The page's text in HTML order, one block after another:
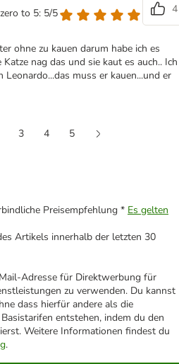
to 5: 5/5
4
ohne zu kauen darum habe ich es
nag das und sie kaut es auch.. Ich
muss er kauen...und er
3 4
5
Preisempfehlung * Es gelten
Artikels innerhalb der letzten 30
Adresse für Direktwerbung für
zu verwenden. Du kannst
dass hierfür andere als die
entstehen, indem du den
Weitere Informationen findest du
.